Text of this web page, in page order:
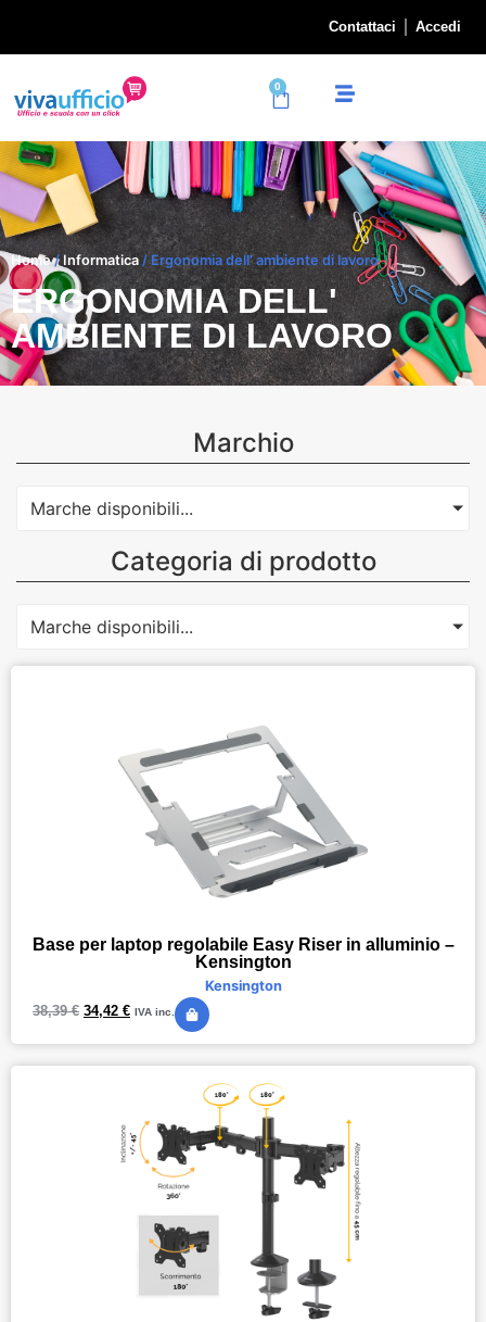
Contattaci Accedi
0
Home/ Informatica/ Ergonomia dell' ambiente di lavoro
ERGONOMIA DELL'
AMBIENTE DI LAVORO
Marchio
Marche disponibili...
Categoria di prodotto
Marche disponibili...
Base per laptop regolabile Easy Riser in alluminio –
Kensington
Kensington
38,39€ 34,42 € IVA inc.